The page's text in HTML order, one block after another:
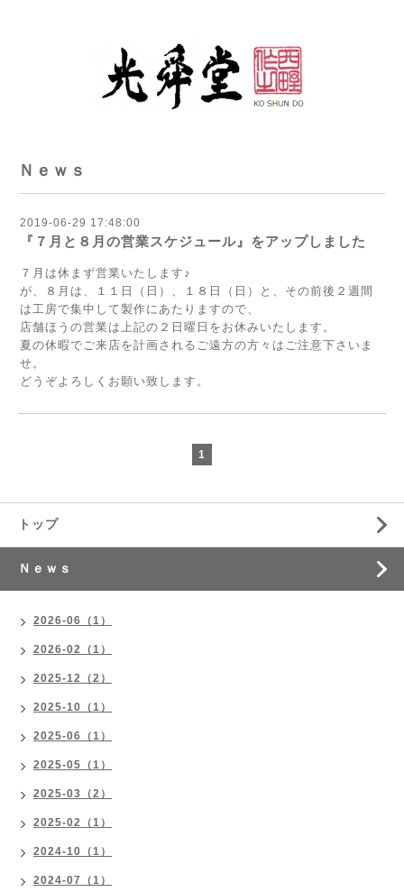
Ｎｅｗｓ
2019-06-29 17:48:00
『７月と８月の営業スケジュール』をアップしました
７月は休まず営業いたします♪
が、８月は、１１日（日）、１８日（日）と、その前後２週間
は工房で集中して製作にあたりますので、
店舗ほうの営業は上記の２日曜日をお休みいたします。
夏の休暇でご来店を計画されるご遠方の方々はご注意下さいま
せ。
どうぞよろしくお願い致します。
1
トップ
Ｎｅｗｓ
2026-06（1）
2026-02（1）
2025-12（2）
2025-10（1）
2025-06（1）
2025-05（1）
2025-03（2）
2025-02（1）
2024-10（1）
2024-07（1）